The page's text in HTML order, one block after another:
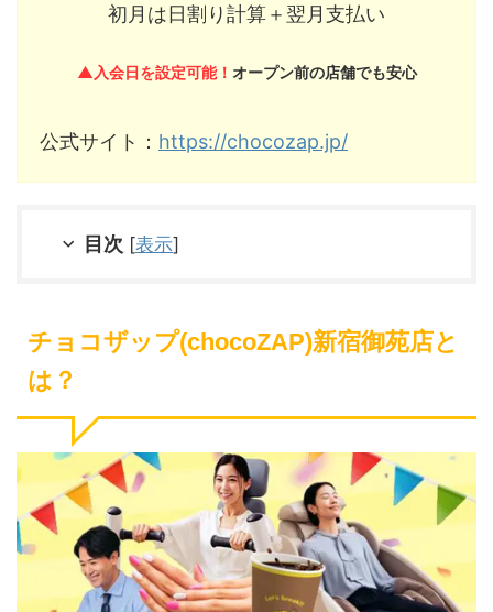
初月は日割り計算＋翌月支払い
▲入会日を設定可能！ オープン前の店舗でも安心
公式サイト： https://chocozap.jp/
目次 [表示]
チョコザップ(chocoZAP)新宿御苑店と
は？